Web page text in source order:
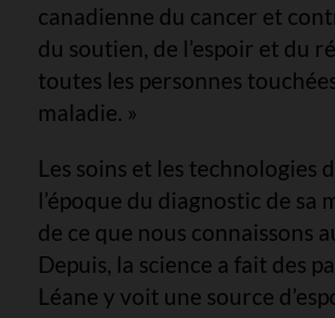
canadienne du cancer et
du soutien, de l’espoir et du
toutes les personnes
maladie. »
Les soins et les technologies
l’époque du diagnostic de sa
de ce que nous connaissons
Depuis, la science a fait des
Léane y voit une source